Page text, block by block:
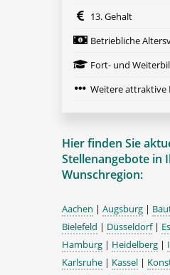
13. Gehalt
Betriebliche
Fort- und
Weitere attraktive
Hier finden Sie
Stellenangebote in
Wunschregion:
Aachen | Augsburg |
Bielefeld | Düsseldorf|
Hamburg | Heidelberg |
Karlsruhe | Kassel |